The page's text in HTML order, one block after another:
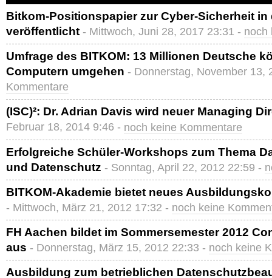
Bitkom-Positionspapier zur Cyber-Sicherheit in
veröffentlicht - Mittwoch, Juni 28, 2017 23:31 - noch
Umfrage des BITKOM: 13 Millionen Deutsche
Computern umgehen - Donnerstag, November 13,
Kommentare
(ISC)²: Dr. Adrian Davis wird neuer Managing
Februar 18, 2014 9:46 - noch keine Kommentare
Erfolgreiche Schüler-Workshops zum Thema
und Datenschutz - Sonntag, April 22, 2012 22:59 -
BITKOM-Akademie bietet neues
- Mittwoch, März 21, 2012 17:32 - noch keine
FH Aachen bildet im Sommersemester 2012
aus - Donnerstag, März 15, 2012 22:33 - noch keine
Ausbildung zum betrieblichen